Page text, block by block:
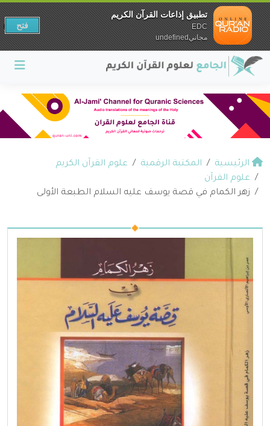
الرئيسية المكتبة الرقمية
علوم القرآن الكريم
علوم القرآن
زهر الكمام في قصة يوسف عليه السلام الطبعة الأولى
تطبيق إذاعات القرآن الكريم
EDC
مجانيundefined
فتح